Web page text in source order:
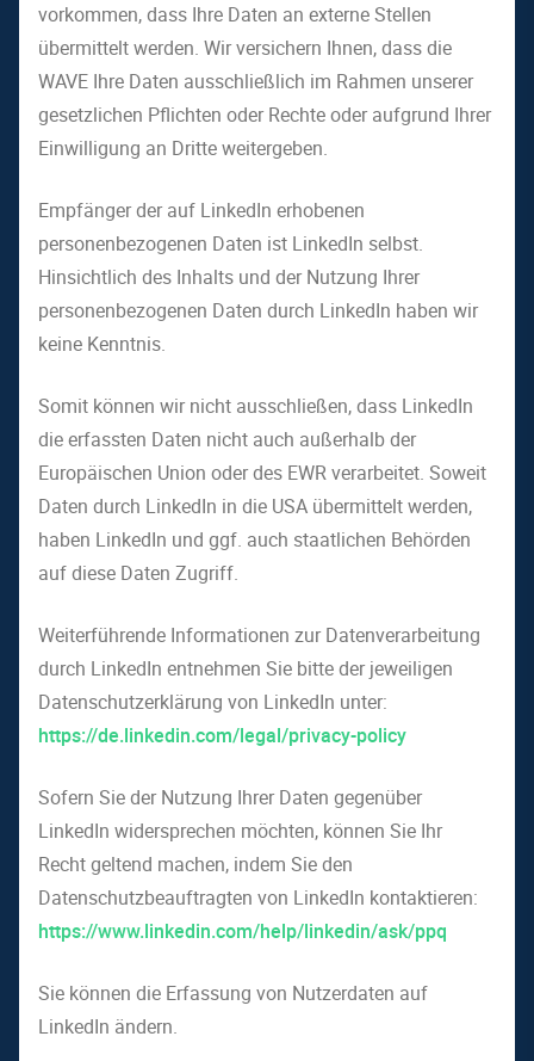
vorkommen, dass Ihre Daten an externe Stellen
übermittelt werden. Wir versichern Ihnen, dass die
WAVE Ihre Daten ausschließlich im Rahmen unserer
gesetzlichen Pflichten oder Rechte oder aufgrund Ihrer
Einwilligung an Dritte weitergeben.
Empfänger der auf LinkedIn erhobenen
personenbezogenen Daten ist LinkedIn selbst.
Hinsichtlich des Inhalts und der Nutzung Ihrer
personenbezogenen Daten durch LinkedIn haben wir
keine Kenntnis.
Somit können wir nicht ausschließen, dass LinkedIn
die erfassten Daten nicht auch außerhalb der
Europäischen Union oder des EWR verarbeitet. Soweit
Daten durch LinkedIn in die USA übermittelt werden,
haben LinkedIn und ggf. auch staatlichen Behörden
auf diese Daten Zugriff.
Weiterführende Informationen zur Datenverarbeitung
durch LinkedIn entnehmen Sie bitte der jeweiligen
Datenschutzerklärung von LinkedIn unter:
https://de.linkedin.com/legal/privacy-policy
Sofern Sie der Nutzung Ihrer Daten gegenüber
LinkedIn widersprechen möchten, können Sie Ihr
Recht geltend machen, indem Sie den
Datenschutzbeauftragten von LinkedIn kontaktieren:
https://www.linkedin.com/help/linkedin/ask/ppq
Sie können die Erfassung von Nutzerdaten auf
LinkedIn ändern.